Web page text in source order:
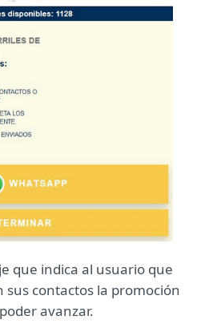
que indica al usuario que
sus contactos la promoción
avanzar.